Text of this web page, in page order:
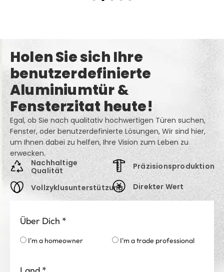
Holen Sie sich Ihre
benutzerdefinierte
Aluminiumtür &
Fensterzitat heute!
Egal, ob Sie nach qualitativ hochwertigen Türen suchen,
Fenster, oder benutzerdefinierte Lösungen, Wir sind hier,
um Ihnen dabei zu helfen, Ihre Vision zum Leben zu
erwecken.
Nachhaltige
Qualität
Vollzyklusunterstützung
Präzisionsproduktion
Direkter Wert